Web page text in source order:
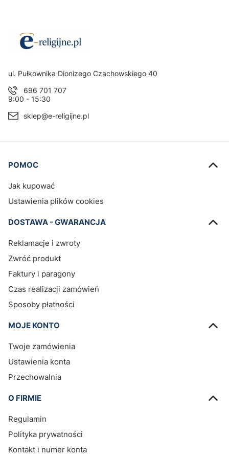
Adres:
ul. Pułkownika Dionizego Czachowskiego 40
696 701 707
9:00 - 15:30
sklep@e-religijne.pl
Linki w stopce
POMOC
Jak kupować
Ustawienia plików cookies
DOSTAWA - GWARANCJA
Reklamacje i zwroty
Zwróć produkt
Faktury i paragony
Czas realizacji zamówień
Sposoby płatności
MOJE KONTO
Twoje zamówienia
Ustawienia konta
Przechowalnia
O FIRMIE
Regulamin
Polityka prywatności
Kontakt i numer konta